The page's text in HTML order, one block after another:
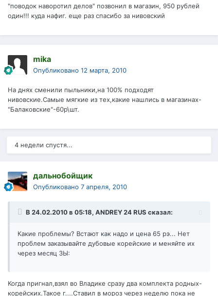
"поводок наворотил делов" позвонил в магазин, 950 рублей
один!!! куда нафиг. еще раз спасибо за нивовский
mika
Опубликовано 12 марта, 2010
На днях сменили пыльники,на 100% подходят
нивовские.Самые мягкие из тех,какие нашлись в магазинах-
"Балаковские"-60р\шт.
4 недели спустя...
дальнобойщик
Опубликовано 7 апреля, 2010
В 24.02.2010 в 05:18, ANDREY 24 RUS сказал:
Какие проблемы? Встают как надо и цена 65 рэ... Нет
проблем заказывайте дубовые корейские и меняйте их
через месяц ЗЫ:
Когда пригнал,взял во Владике сразу два комплекта родных-
корейских.Такое г....Ставил в мороз через неделю пока не